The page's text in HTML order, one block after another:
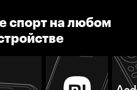
спорт на любом